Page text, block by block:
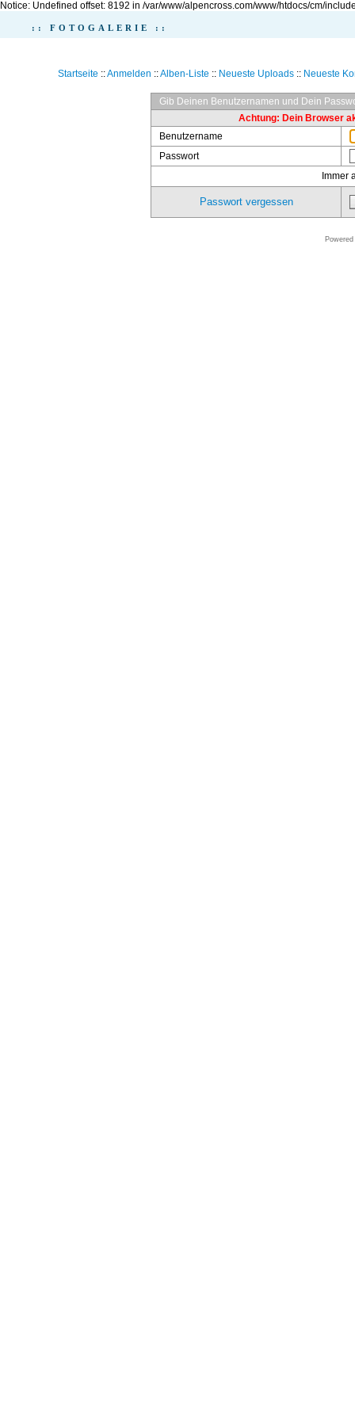
Notice: Undefined offset: 8192 in /var/www/alpencross.com/www/htdocs/cm/
:: FOTOGALERIE ::
Startseite ::Anmelden ::Alben-Liste :: Neueste Uploads:: Neueste
Gib Deinen Benutzernamen und Dein
Achtung: Dein Browser
Benutzername
Passwort
Immer
Passwort vergessen